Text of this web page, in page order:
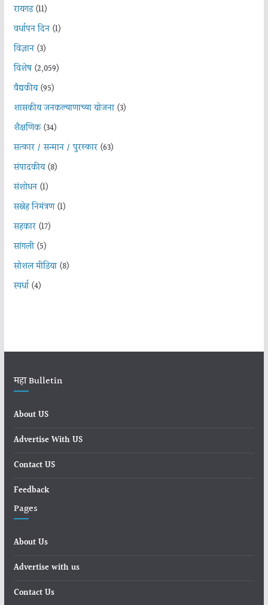
रायगड(11)
वर्धापन दिन(1)
विज्ञान(3)
विशेष(2,059)
वैद्यकीय(95)
शासकीय जनकल्याणाच्या योजना(3)
शैक्षणिक(34)
सत्कार / सन्मान / पुरस्कार(63)
संपादकीय(8)
संशोधन(1)
सस्नेह निमंत्रण(1)
सहकार(17)
सांगली(5)
सोशल मीडिया(8)
स्पर्धा(4)
महा Bulletin
About US
Advertise With US
Contact US
Feedback
Pages
About Us
Advertise with us
Contact Us